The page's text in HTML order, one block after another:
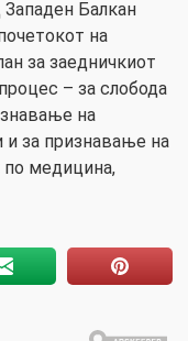
Балкан
на
за заедничкиот
– за слобода
на
за признавање на
по медицина,